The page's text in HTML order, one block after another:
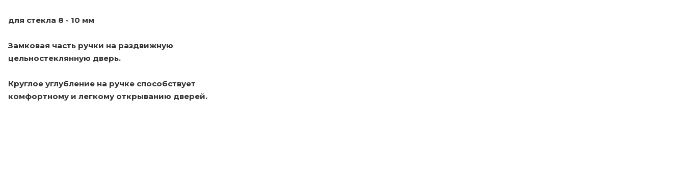
для стекла 8 - 10 мм
Замковая часть ручки на раздвижную
цельностеклянную дверь.
Круглое углубление на ручке способствует
комфортному и легкому открыванию дверей.